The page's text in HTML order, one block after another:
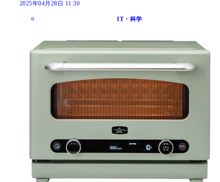
2025年04月28日 11:30
IT・科学